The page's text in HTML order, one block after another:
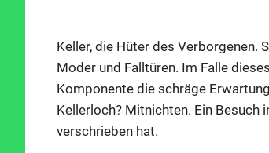
Keller, die Hüter des Verborgenen.
Moder und Falltüren. Im Falle
Komponente die schräge
Kellerloch? Mitnichten. Ein Besuch
verschrieben hat.